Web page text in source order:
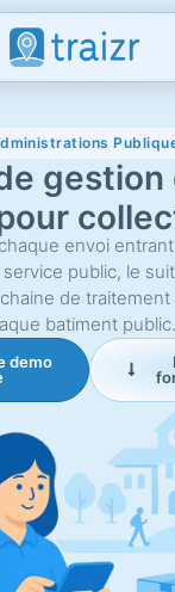
gestion
envoi
public, le
de
batiment public.
demo